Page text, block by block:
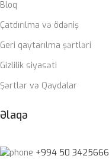
Bloq
Çatdırılma və ödəniş
Geri qaytarılma şərtləri
Gizlilik siyasəti
Şərtlər və Qaydalar
Əlaqə
+994 50 3425666